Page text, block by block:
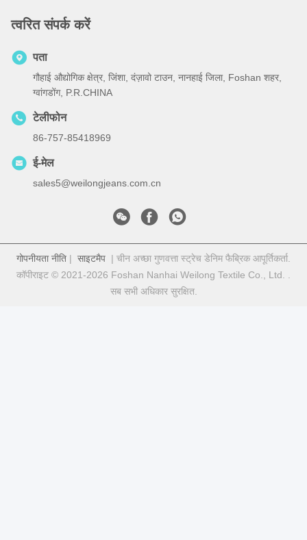
त्वरित संपर्क करें
पता
गौहाई औद्योगिक क्षेत्र, जिंशा, दंज़ावो टाउन, नानहाई जिला, Foshan शहर,
ग्वांगडोंग, P.R.CHINA
टेलीफोन
86-757-85418969
ई-मेल
sales5@weilongjeans.com.cn
गोपनीयता नीति | साइटमैप | चीन अच्छा गुणवत्ता स्ट्रेच डेनिम फैब्रिक आपूर्तिकर्ता.
कॉपीराइट © 2021-2026 Foshan Nanhai Weilong Textile Co., Ltd. .
सब सभी अधिकार सुरक्षित.